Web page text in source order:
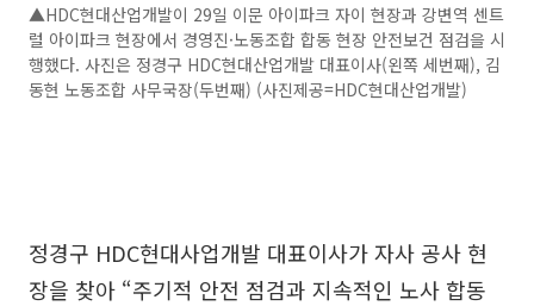
▲HDC현대산업개발이 29일 이문 아이파크 자이 현장과 강변역 센트
럴 아이파크 현장에서 경영진·노동조합 합동 현장 안전보건 점검을 시
행했다. 사진은 정경구 HDC현대산업개발 대표이사(왼쪽 세번째), 김
동현 노동조합 사무국장(두번째) (사진제공=HDC현대산업개발)
정경구 HDC현대사업개발 대표이사가 자사 공사 현
장을 찾아 “주기적 안전 점검과 지속적인 노사 합동